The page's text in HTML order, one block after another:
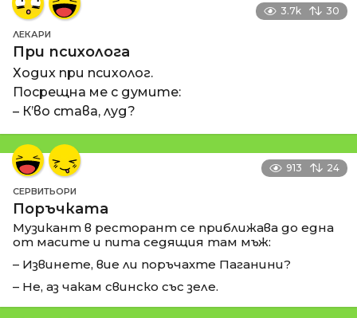
3.7k 30
ЛЕКАРИ
При психолога
Ходих при психолог.
Посрещна ме с думите:
– К’во става, луд?
913 24
СЕРВИТЬОРИ
Поръчката
Музикант в ресторант се приближава до една
от масите и пита седящия там мъж:
– Извинете, вие ли поръчахте Паганини?
– Не, аз чакам свинско със зеле.